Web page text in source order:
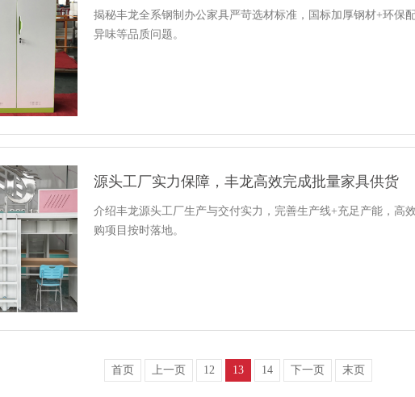
揭秘丰龙全系钢制办公家具严苛选材标准，国标加厚钢材+环保
异味等品质问题。
源头工厂实力保障，丰龙高效完成批量家具供货
介绍丰龙源头工厂生产与交付实力，完善生产线+充足产能，高
购项目按时落地。
首页 上一页 12 13 14 下一页 末页